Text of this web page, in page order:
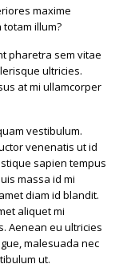
maxime
illum?
pharetra sem vitae
ultricies.
at mi ullamcorper
vestibulum.
venenatis ut id
sapien tempus
massa id mi
diam id blandit.
aliquet mi
Aenean eu ultricies
malesuada nec
ut.